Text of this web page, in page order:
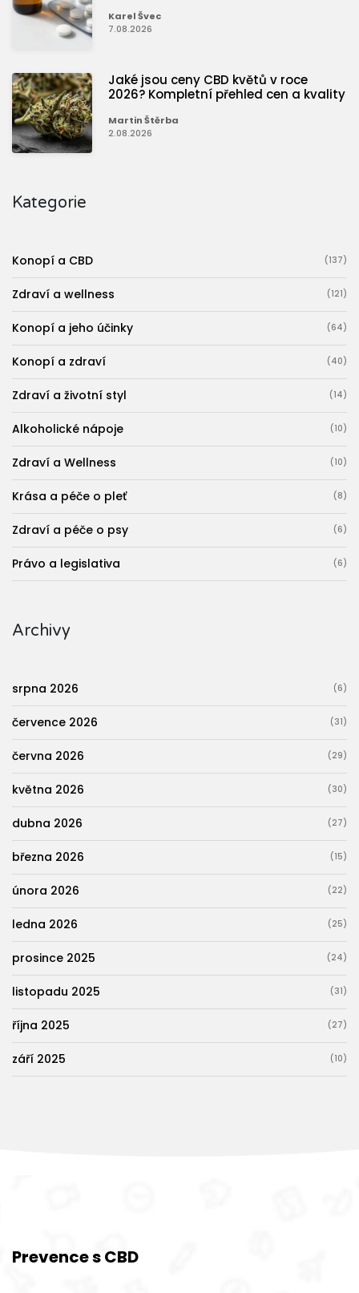
Karel Švec
7.08.2026
Jaké jsou ceny CBD květů v roce
2026? Kompletní přehled cen a kvality
Martin Štěrba
2.08.2026
Kategorie
Konopí a CBD (137)
Zdraví a wellness (121)
Konopí a jeho účinky (64)
Konopí a zdraví (40)
Zdraví a životní styl (14)
Alkoholické nápoje (10)
Zdraví a Wellness (10)
Krása a péče o pleť (8)
Zdraví a péče o psy (6)
Právo a legislativa (6)
Archivy
srpna 2026 (6)
července 2026 (31)
června 2026 (29)
května 2026 (30)
dubna 2026 (27)
března 2026 (15)
února 2026 (22)
ledna 2026 (25)
prosince 2025 (24)
listopadu 2025 (31)
října 2025 (27)
září 2025 (10)
Prevence s CBD